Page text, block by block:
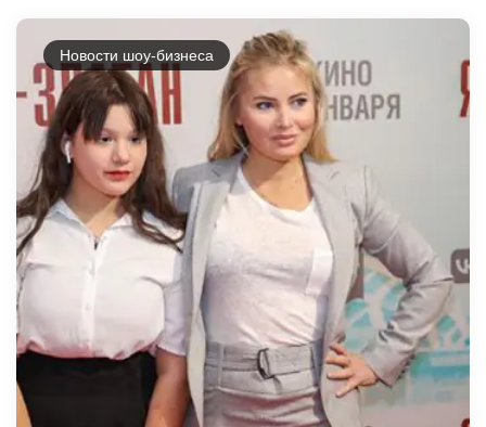
Новости шоу-бизнеса